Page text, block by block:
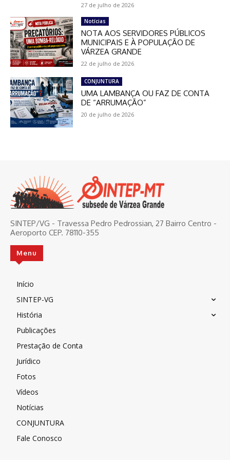
27 de julho de 2026
Notícias
NOTA AOS SERVIDORES PÚBLICOS
MUNICIPAIS E À POPULAÇÃO DE
VÁRZEA GRANDE
22 de julho de 2026
CONJUNTURA
UMA LAMBANÇA OU FAZ DE CONTA
DE “ARRUMAÇÃO”
20 de julho de 2026
SINTEP/VG - Travessa Pedro Pedrossian, 27 Bairro Centro -
Aeroporto CEP. 78110-355
Menu
Início
SINTEP-VG
História
Publicações
Prestação de Conta
Jurídico
Fotos
Vídeos
Notícias
CONJUNTURA
Fale Conosco